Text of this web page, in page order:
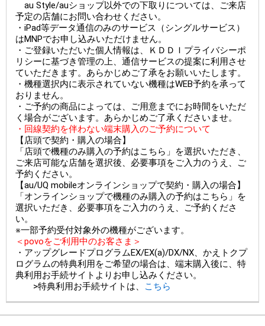
au Style/auショップ以外での下取りについては、ご来店
予定の店舗にお問い合わせください。
・iPad等データ通信のみのサービス（シングルサービス）
はMNPでお申し込みいただけません。
・ご登録いただいた個人情報は、ＫＤＤＩプライバシーポ
リシーに基づき管理の上、通信サービスの提案に利用させ
ていただきます。あらかじめご了承をお願いいたします。
・機種選択内に表示されていない機種はWEB予約を承って
おりません。
・ご予約の商品によっては、ご用意までにお時間をいただ
く場合がございます。あらかじめご了承くださいませ。
・回線契約を伴わない端末購入のご予約について
【店頭で契約・購入の場合】
「店頭で機種のみ購入の予約はこちら」を選択いただき、
ご来店可能な店舗を選択後、必要事項をご入力のうえ、ご
予約ください。
【au/UQ mobileオンラインショップで契約・購入の場合】
「オンラインショップで機種のみ購入の予約はこちら」を
選択いただき、必要事項をご入力のうえ、ご予約くださ
い。
※一部予約受付対象外の機種がございます。
＜povoをご利用中のお客さま＞
・アップグレードプログラムEX/EX(a)/DX/NX、かえトクプ
ログラムの特典利用をご希望の場合は、端末購入後に、特
典利用お手続サイトよりお申し込みください。
>特典利用お手続サイトは、
こちら